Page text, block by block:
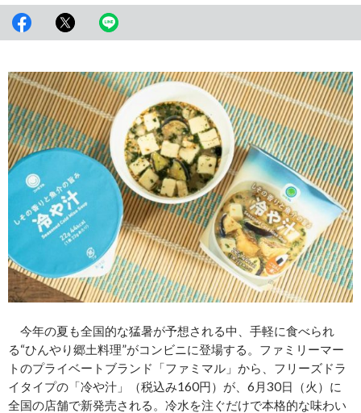
今年の夏も全国的な猛暑が予想される中、手軽に食べられ
る“ひんやり郷土料理”がコンビニに登場する。ファミリーマー
トのプライベートブランド「ファミマル」から、フリーズドラ
イタイプの「冷や汁」（税込み160円）が、6月30日（火）に
全国の店舗で新発売される。冷水を注ぐだけで本格的な味わい